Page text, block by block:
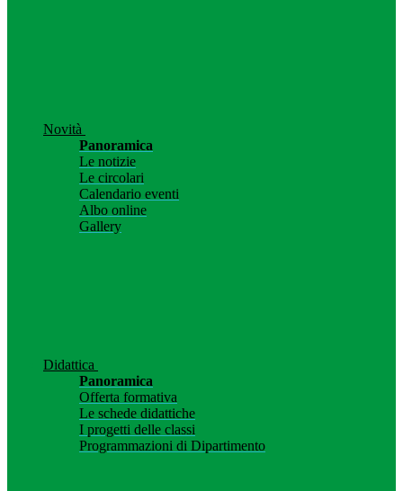
Novità
Panoramica
Le notizie
Le circolari
Calendario eventi
Albo online
Gallery
Didattica
Panoramica
Offerta formativa
Le schede didattiche
I progetti delle classi
Programmazioni di Dipartimento